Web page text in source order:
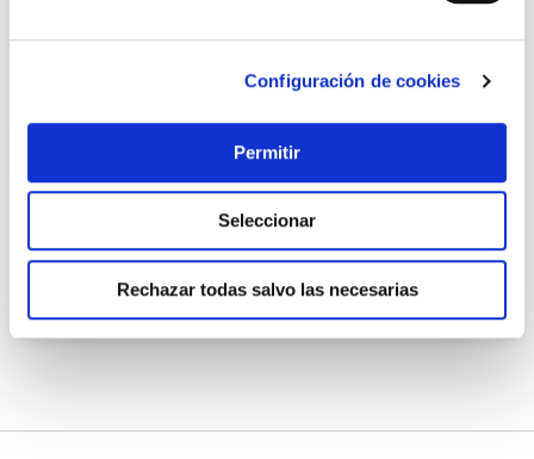
Configuración de cookies
Permitir
Seleccionar
Rechazar todas salvo las necesarias
11,80 €
Añadir al carrito